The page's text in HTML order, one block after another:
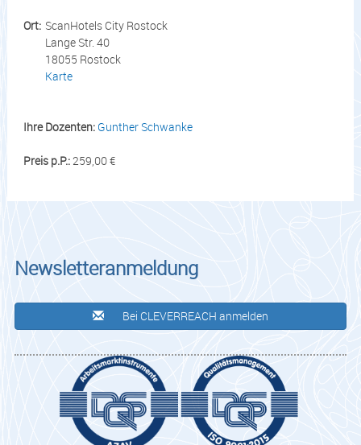
Ort: ScanHotels City Rostock
Lange Str. 40
18055 Rostock
Karte
Ihre Dozenten: Gunther Schwanke
Preis p.P.:259,00 €
Newsletteranmeldung
Bei CLEVERREACH anmelden